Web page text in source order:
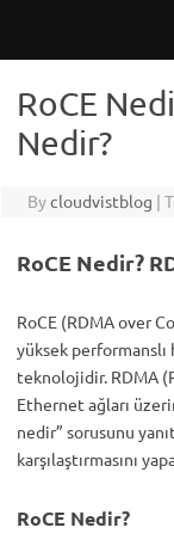
Skip
content
RoCE
Nedir?
Bycloudvistblog |
RoCE Nedir?
RoCE (RDMA over
yüksek performanslı
teknolojidir. RDMA
Ethernet ağları
nedir” sorusunu
karşılaştırmasını
RoCE Nedir?